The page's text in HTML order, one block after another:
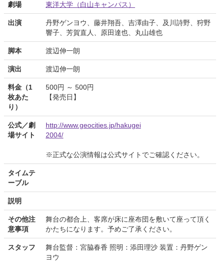
劇場 東洋大学（白山キャンパス）
出演
丹野ゲンヨウ、藤井翔吾、吉澤由子、及川詩野、狩野
響子、芳賀直人、原田達也、丸山雄也
脚本 渡辺伸一朗
演出 渡辺伸一朗
料金（1
枚あた
り）
500円 ～ 500円
【発売日】
公式／劇
場サイト
http://www.geocities.jp/hakugei
2004/
※正式な公演情報は公式サイトでご確認ください。
タイムテ
ーブル
説明
その他注
意事項
舞台の都合上、客席が床に座布団を敷いて座って頂く
かたちになります。予めご了承ください。
スタッフ
舞台監督：宮脇春香 照明：添田理沙 装置：丹野ゲン
ヨウ